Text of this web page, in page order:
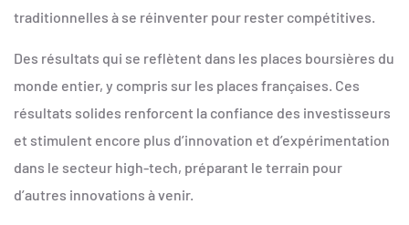
traditionnelles à se réinventer pour rester compétitives.
Des résultats qui se reflètent dans les places boursières du
monde entier, y compris sur les places françaises. Ces
résultats solides renforcent la confiance des investisseurs
et stimulent encore plus d’innovation et d’expérimentation
dans le secteur high-tech, préparant le terrain pour
d’autres innovations à venir.